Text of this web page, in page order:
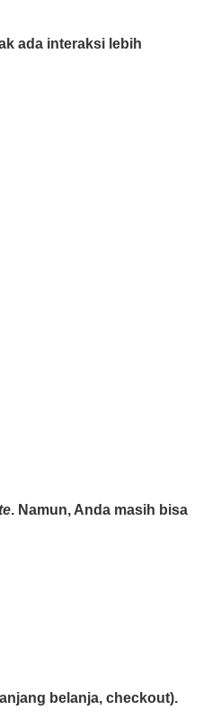
ada interaksi lebih
. Namun, Anda masih bisa
belanja, checkout).